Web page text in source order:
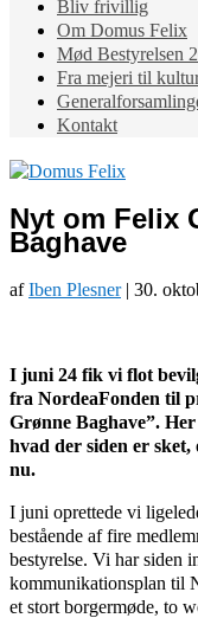
Bliv frivillig
Om Domus Felix
Mød Bestyrelsen
Fra mejeri til
Kontakt
Nyt om Felix
Baghave
afIben Plesner| 30.
I juni 24 fik vi flot
fra NordeaFonden til
Grønne Baghave”.
hvad der siden er
nu.
I juni oprettede vi
bestående af fire
bestyrelse. Vi har siden
kommunikationsplan til
et stort borgermøde, to